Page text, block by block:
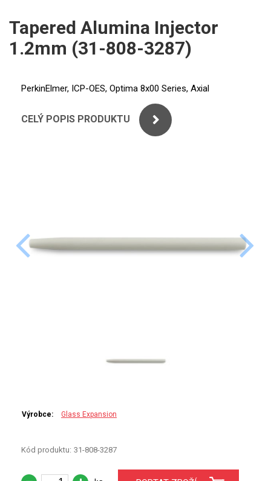
PERKINELMER
SHIMADZU
SPECTRO
HORIBA (JOBIN YVONE)
HADIČKY
Příprava vzorků
MS/SPM
Tapered Alumina Injector
1.2mm (31-808-3287)
PerkinElmer, ICP-OES, Optima 8x00 Series, Axial
CELÝ POPIS PRODUKTU
Výrobce: Glass Expansion
Kód produktu: 31-808-3287